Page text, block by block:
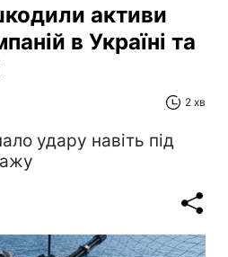
активи
в Україні та
2 хв
удару навіть під